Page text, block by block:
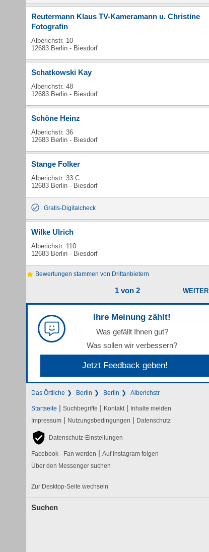
Reutermann Klaus TV-Kameramann u. Christine
Fotografin
Alberichstr. 10
12683 Berlin - Biesdorf
Schatkowski Kay
Alberichstr. 48
12683 Berlin - Biesdorf
Schöne Heinz
Alberichstr. 36
12683 Berlin - Biesdorf
Stange Folker
Alberichstr. 33 C
12683 Berlin - Biesdorf
Gratis-Digitalcheck
Wilke Ulrich
Alberichstr. 110
12683 Berlin - Biesdorf
Bewertungen stammen von Drittanbietern
1 von 2 WEITER
Ihre Meinung zählt!
Was gefällt Ihnen gut?
Was sollen wir verbessern?
Jetzt Feedback geben!
Das Örtliche Berlin Berlin Alberichstr
Startseite | Suchbegriffe | Kontakt | Inhalte melden
Impressum | Nutzungsbedingungen | Datenschutz
Datenschutz-Einstellungen
Facebook - Fan werden | Auf Instagram folgen
Über den Messenger suchen
Zur Desktop-Seite wechseln
Suchen